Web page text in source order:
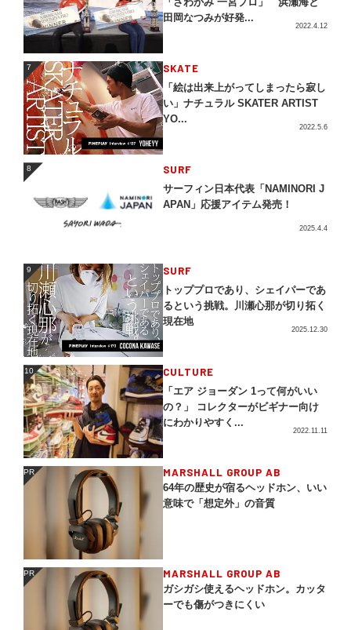
田岡なつみが好発...
2022.4.12
7 SKATE
「絵は出来上がってしまったら寂し
い」ナチュラル SKATER ARTIST
YO...
2022.5.6
8 SURF
サーフィン日本代表「NAMINORI J
APAN」応援アイテム発売！
2025.4.4
9 SURF
トッププロであり、シェイパーであ
るという挑戦。川瀬心那が切り拓く
現在地
2025.12.30
10 CULTURE
「エア ジョーダン 1って何がいい
の？」 コレクターがビギナー向け
にわかりやすく...
2022.11.11
PR MARSHALL GROUP AB
64年の歴史が宿るヘッドホン、いい
意味で「想定外」の音質
PR MARSHALL GROUP AB
ガシガシ使えるヘッドホン。カッタ
ーでも傷がつきにくい